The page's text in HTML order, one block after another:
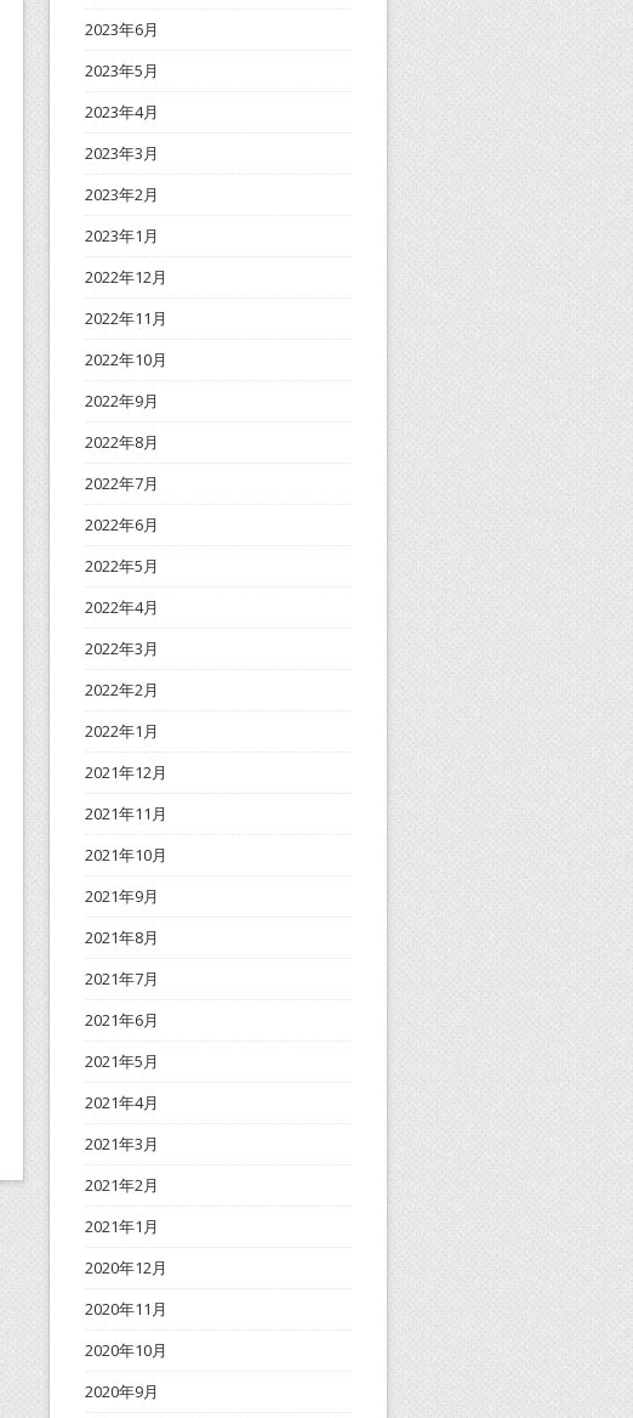
2023年6月
2023年5月
2023年4月
2023年3月
2023年2月
2023年1月
2022年12月
2022年11月
2022年10月
2022年9月
2022年8月
2022年7月
2022年6月
2022年5月
2022年4月
2022年3月
2022年2月
2022年1月
2021年12月
2021年11月
2021年10月
2021年9月
2021年8月
2021年7月
2021年6月
2021年5月
2021年4月
2021年3月
2021年2月
2021年1月
2020年12月
2020年11月
2020年10月
2020年9月